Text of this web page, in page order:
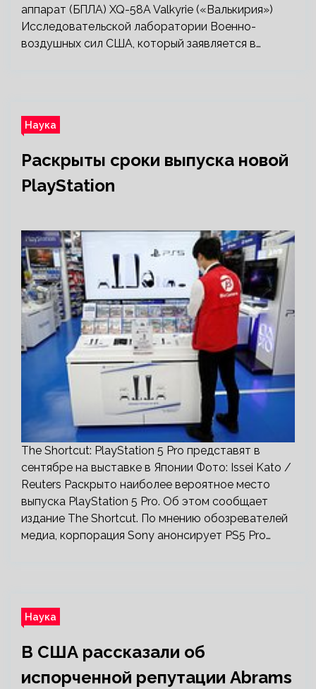
аппарат (БПЛА) XQ-58A Valkyrie («Валькирия»)
Исследовательской лаборатории Военно-
воздушных сил США, который заявляется в…
Наука
Раскрыты сроки выпуска новой
PlayStation
The Shortcut: PlayStation 5 Pro представят в
сентябре на выставке в Японии Фото: Issei Kato /
Reuters Раскрыто наиболее вероятное место
выпуска PlayStation 5 Pro. Об этом сообщает
издание The Shortcut. По мнению обозревателей
медиа, корпорация Sony анонсирует PS5 Pro…
Наука
В США рассказали об
испорченной репутации Abrams